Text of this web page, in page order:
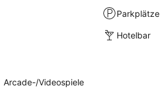
Parkplätze
Hotelbar
Arcade-/Videospiele